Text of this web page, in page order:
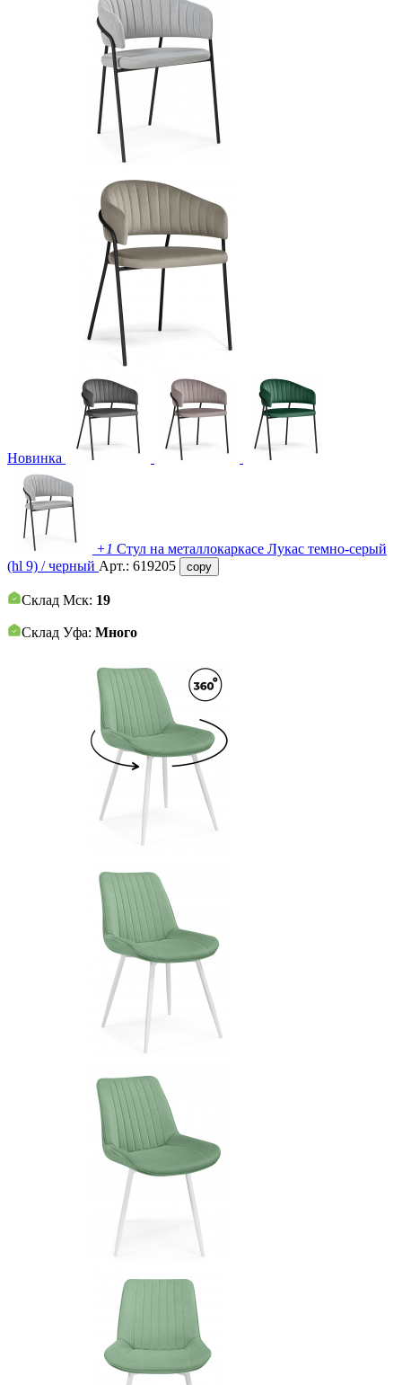
Новинка
+1 Стул на металлокаркасе Лукас темно-серый
(hl 9) / черный Арт.: 619205 copy
Склад Мск: 19
Склад Уфа: Много